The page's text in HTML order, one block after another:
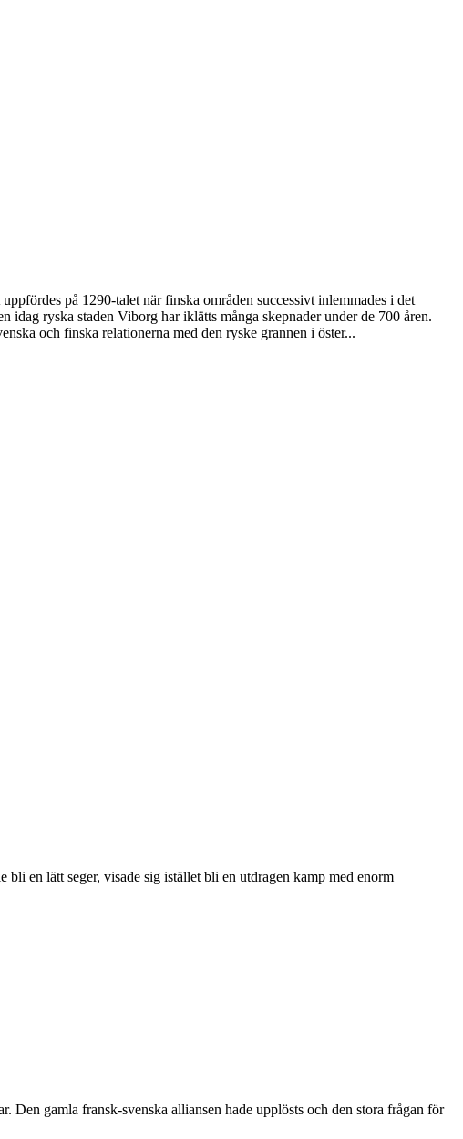
på 1290-talet när finska områden successivt inlemmades i det
ryska staden Viborg har iklätts många skepnader under de 700 åren.
och finska relationerna med den ryske grannen i öster...
en lätt seger, visade sig istället bli en utdragen kamp med enorm
gamla fransk-svenska alliansen hade upplösts och den stora frågan för